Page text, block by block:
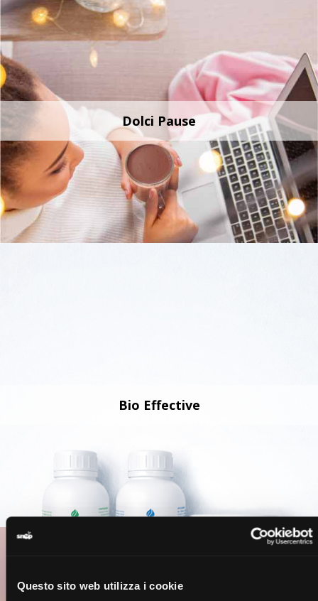
Questo sito web utilizza i cookie
Dolci Pause
Bio Effective